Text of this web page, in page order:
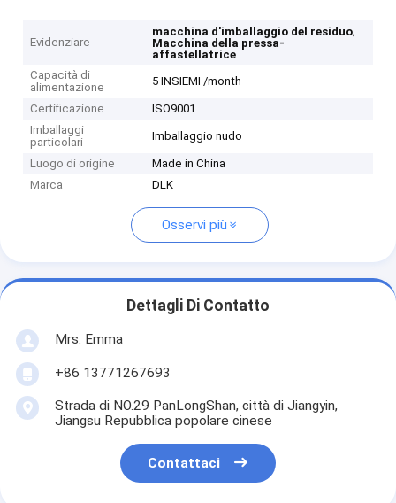
Evidenziare
macchina d'imballaggio del residuo,
Macchina della pressa-
affastellatrice
Capacità di
alimentazione
5 INSIEMI /month
Certificazione
ISO9001
Imballaggi
particolari
Imballaggio nudo
Luogo di origine
Made in China
Marca
DLK
Osservi più
Dettagli Di Contatto
Mrs. Emma
+86 13771267693
Strada di NO.29 PanLongShan, città di Jiangyin,
Jiangsu Repubblica popolare cinese
Contattaci